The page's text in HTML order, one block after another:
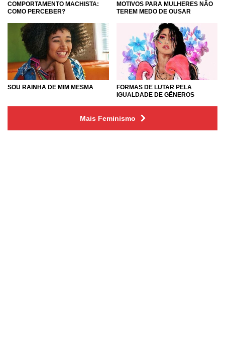
COMPORTAMENTO MACHISTA:
COMO PERCEBER?
MOTIVOS PARA MULHERES NÃO
TEREM MEDO DE OUSAR
SOU RAINHA DE MIM MESMA
FORMAS DE LUTAR PELA
IGUALDADE DE GÊNEROS
Mais Feminismo